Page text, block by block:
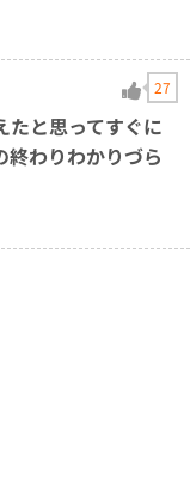
27
たと思ってすぐに
わりわかりづら